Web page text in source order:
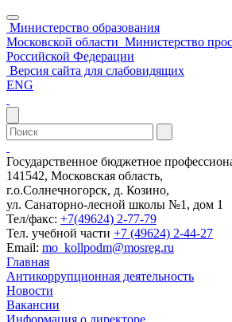
Министерство образования
Московской области Министерство
Российской Федерации
Версия сайта для слабовидящих
ENG
Государственное бюджетное
141542, Московская область,
г.о.Солнечногорск, д. Козино,
ул. Санаторно-лесной школы №1, дом 1
Тел/факс: +7(49624) 2-77-79
Тел. учебной части +7 (49624) 2-44-27
Email: mo_kollpodm@mosreg.ru
Главная
Антикоррупционная деятельность
Новости
Вакансии
Информация о директоре